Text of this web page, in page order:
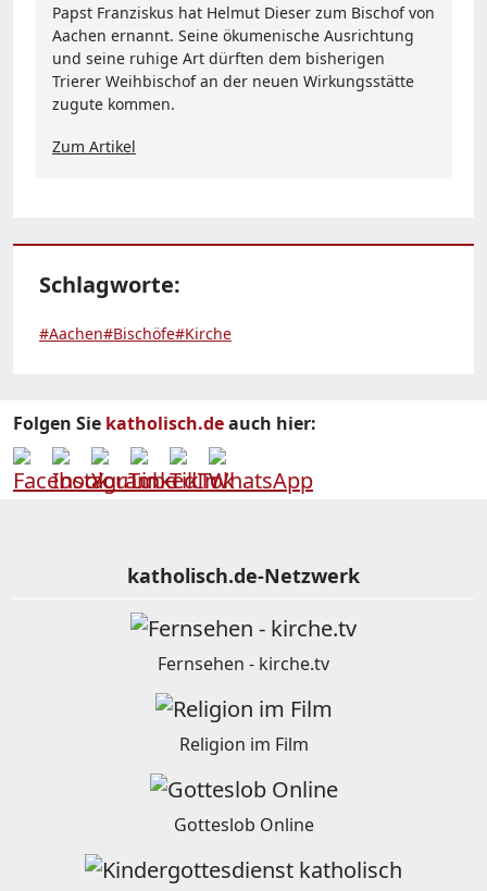
Papst Franziskus hat Helmut Dieser zum Bischof von
Aachen ernannt. Seine ökumenische Ausrichtung
und seine ruhige Art dürften dem bisherigen
Trierer Weihbischof an der neuen Wirkungsstätte
zugute kommen.
Zum Artikel
Schlagworte:
#Aachen#Bischöfe#Kirche
Folgen Sie katholisch.deauch hier:
katholisch.de-Netzwerk
Fernsehen - kirche.tv
Religion im Film
Gotteslob Online